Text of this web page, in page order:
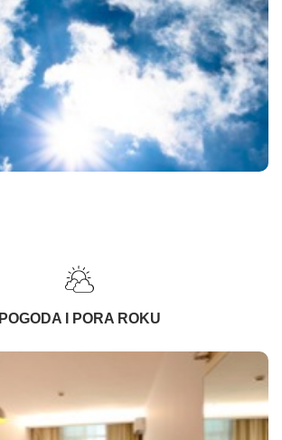
POGODA I PORA ROKU